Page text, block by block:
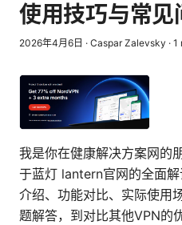
使用技巧与常见
2026年4月6日 · Caspar Zalevsky · 1
我是你在健康解决方案网的
于蓝灯 lantern官网的全面
介绍、功能对比、实际使用
题解答，到对比其他VPN的